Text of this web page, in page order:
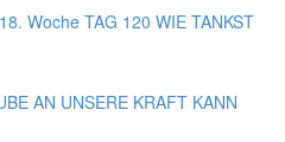
Woche TAG 120 WIE TANKST
AN UNSERE KRAFT KANN